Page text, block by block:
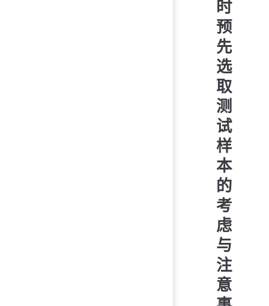
时
预
先
选
取
测
试
样
本
的
考
虑
与
注
意